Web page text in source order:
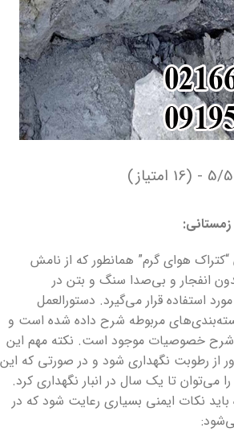
5/5 - (16 امتیاز)
هوای گرم” همانطور که از نامش
انفجار و بی‌صدا سنگ و بتن در
استفاده قرار می‌گیرد. دستورالعمل
بسته‌بندی‌های مربوطه شرح داده شده است و
خصوصیات موجود است. نکته مهم این
از رطوبت نگهداری شود و در صورتی که این
می‌توان تا یک سال در انبار نگهداری کرد.
باید نکات ایمنی بسیاری رعایت شود که در